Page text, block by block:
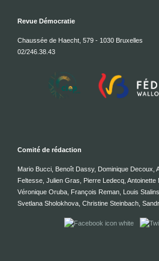
Revue Démocratie
Chaussée de Haecht, 579 - 1030 Bruxelles
02/246.38.43
Comité de rédaction
Mario Bucci, Benoît Dassy, Dominique Decoux,
Feltesse, Julien Gras, Pierre Ledecq, Antoinette
Véronique Oruba, François Reman, Louis
Svetlana Sholokhova, Christine Steinbach,